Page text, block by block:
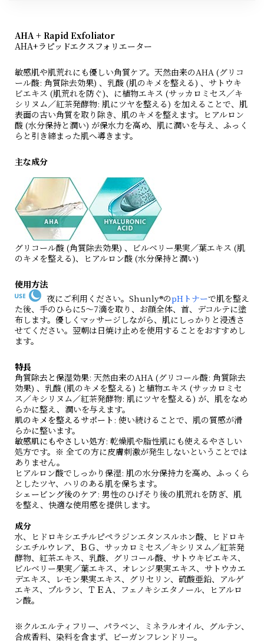
AHA + Rapid Exfoliator
AHA+ラピッドエクスフォリエーター
敏感肌や肌荒れにも優しい角質ケア。天然由来のAHA (グリコ
ール酸: 角質除去効果) 、乳酸 (肌のキメを整える) 、サトウキ
ビエキス (肌荒れを防ぐ)、に植物エキス (サッカロミセス／キ
シリヌム／紅茶発酵物: 肌にツヤを整える) を加えることで、肌
表面の古い角質を取り除き、肌のキメを整えます。ヒアルロン
酸 (水分保持と潤い) が保水力を高め、肌に潤いを与え、ふっく
らと引き締まった肌へ導きます。
主な成分
グリコール酸 (角質除去効果) 、ビルベリー果実／葉エキス (肌
のキメを整える)、ヒアルロン酸 (水分保持と潤い)
使用方法
夜にご利用ください。Shunly®のpHトナーで肌を整え
た後、手のひらに5〜7滴を取り、お顔全体、首、デコルテに塗
布します。優しくマッサージしながら、肌にしっかりと浸透さ
せてください。翌朝は日焼け止めを使用することをおすすめし
ます。
特長
角質除去と保湿効果: 天然由来のAHA (グリコール酸: 角質除去
効果) 、乳酸 (肌のキメを整える) と植物エキス (サッカロミセ
ス／キシリヌム／紅茶発酵物: 肌にツヤを整える) が、肌をなめ
らかに整え、潤いを与えます。
肌のキメを整えるサポート : 使い続けることで、肌の質感が滑
らかに整います。
敏感肌にもやさしい処方: 乾燥肌や脂性肌にも使えるやさしい
処方です。※ 全ての方に皮膚刺激が発生しないということでは
ありません。
ヒアルロン酸でしっかり保湿: 肌の水分保持力を高め、ふっくら
としたツヤ、ハリのある肌を保ちます。
シェービング後のケア: 男性のひげそり後の肌荒れを防ぎ、肌
を整え、快適な使用感を提供します。
成分
水、ヒドロキシエチルピペラジンエタンスルホン酸、ヒドロキ
シエチルウレア、ＢＧ、サッカロミセス／キシリヌム／紅茶発
酵物、紅茶エキス、乳酸、グリコール酸、サトウキビエキス、
ビルベリー果実／葉エキス、オレンジ果実エキス、サトウカエ
デエキス、レモン果実エキス、グリセリン、硫酸亜鉛、アルゲ
エキス、プルラン、ＴＥＡ、フェノキシエタノール、ヒアルロ
ン酸。
※クルエルティフリー、パラベン、ミネラルオイル、グルテン、
合成香料、染料を含まず、ビーガンフレンドリー。